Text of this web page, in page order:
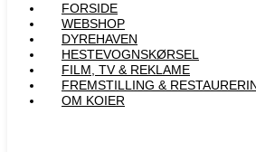
FORSIDE
WEBSHOP
DYREHAVEN
HESTEVOGNSKØRSEL
FILM, TV & REKLAME
FREMSTILLING &
OM KOIER